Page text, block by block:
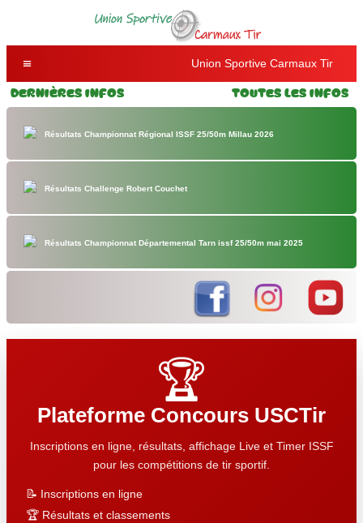
Union Sportive Carmaux Tir
Dernières Infos Toutes les Infos
Résultats Championnat Régional ISSF 25/50m Millau 2026
Résultats Challenge Robert Couchet
Résultats Championnat Départemental Tarn issf 25/50m mai 2025
🏆
Plateforme Concours USCTir
Inscriptions en ligne, résultats, affichage Live et Timer ISSF
pour les compétitions de tir sportif.
📝 Inscriptions en ligne
🏆 Résultats et classements